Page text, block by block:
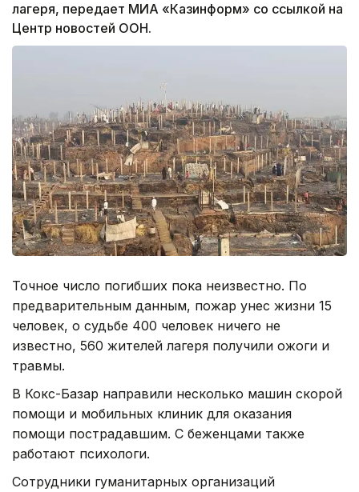
лагеря, передает МИА «Казинформ» со ссылкой на
Центр новостей ООН.
Точное число погибших пока неизвестно. По
предварительным данным, пожар унес жизни 15
человек, о судьбе 400 человек ничего не
известно, 560 жителей лагеря получили ожоги и
травмы.
В Кокс-Базар направили несколько машин скорой
помощи и мобильных клиник для оказания
помощи пострадавшим. С беженцами также
работают психологи.
Сотрудники гуманитарных организаций